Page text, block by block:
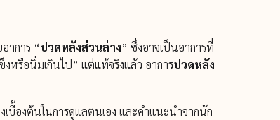
าการ “ปวดหลังส่วนล่าง” ซึ่งอาจเป็นอาการที่
หรือนิ่มเกินไป” แต่แท้จริงแล้ว อาการปวดหลัง
องต้นในการดูแลตนเอง และคำแนะนำจากนัก